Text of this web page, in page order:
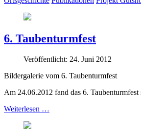
6. Taubenturmfest
Veröffentlicht: 24. Juni 2012
Bildergalerie vom 6. Taubenturmfest
Am 24.06.2012 fand das 6. Taubenturmfest
Weiterlesen …